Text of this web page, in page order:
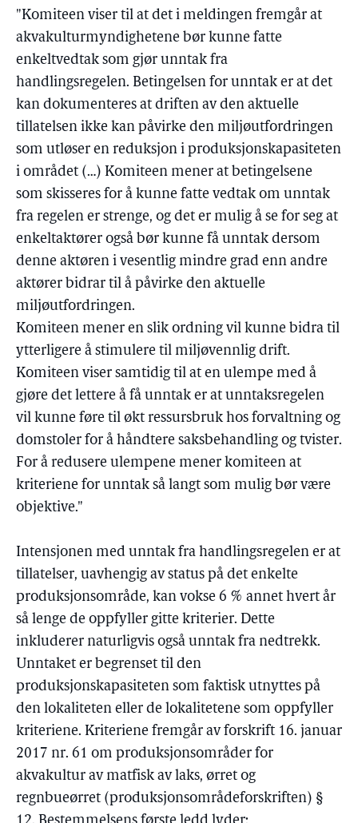
"Komiteen viser til at det i meldingen fremgår at
akvakulturmyndighetene bør kunne fatte
enkeltvedtak som gjør unntak fra
handlingsregelen. Betingelsen for unntak er at det
kan dokumenteres at driften av den aktuelle
tillatelsen ikke kan påvirke den miljøutfordringen
som utløser en reduksjon i produksjonskapasiteten
i området (…) Komiteen mener at betingelsene
som skisseres for å kunne fatte vedtak om unntak
fra regelen er strenge, og det er mulig å se for seg at
enkeltaktører også bør kunne få unntak dersom
denne aktøren i vesentlig mindre grad enn andre
aktører bidrar til å påvirke den aktuelle
miljøutfordringen.
Komiteen mener en slik ordning vil kunne bidra til
ytterligere å stimulere til miljøvennlig drift.
Komiteen viser samtidig til at en ulempe med å
gjøre det lettere å få unntak er at unntaksregelen
vil kunne føre til økt ressursbruk hos forvaltning og
domstoler for å håndtere saksbehandling og tvister.
For å redusere ulempene mener komiteen at
kriteriene for unntak så langt som mulig bør være
objektive."
Intensjonen med unntak fra handlingsregelen er at
tillatelser, uavhengig av status på det enkelte
produksjonsområde, kan vokse 6 % annet hvert år
så lenge de oppfyller gitte kriterier. Dette
inkluderer naturligvis også unntak fra nedtrekk.
Unntaket er begrenset til den
produksjonskapasiteten som faktisk utnyttes på
den lokaliteten eller de lokalitetene som oppfyller
kriteriene. Kriteriene fremgår av forskrift 16. januar
2017 nr. 61 om produksjonsområder for
akvakultur av matfisk av laks, ørret og
regnbueørret (produksjonsområdeforskriften) §